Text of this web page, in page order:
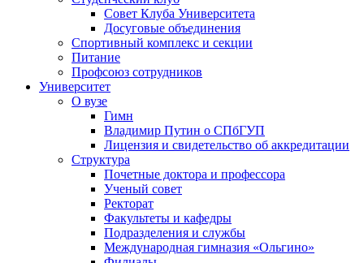
Совет Клуба Университета
Досуговые объединения
Спортивный комплекс и секции
Питание
Профсоюз сотрудников
Университет
О вузе
Гимн
Владимир Путин о СПбГУП
Лицензия и свидетельство об аккредитации
Структура
Почетные доктора и профессора
Ученый совет
Ректорат
Факультеты и кафедры
Подразделения и службы
Международная гимназия «Ольгино»